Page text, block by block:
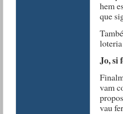
hem
que
Jo, si
vam
vau